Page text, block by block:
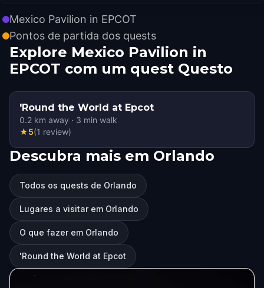
Mexico Pavilion in EPCOT
Pontos de partida dos quests
Explore Mexico Pavilion in
EPCOT com um quest Questo
'Round the World at Epcot
0.2 km away · 3 min walk
★5(1 review)
Descubra mais em Orlando
Todos os quests de Orlando
Lugares a visitar em Orlando
O que fazer em Orlando
'Round the World at Epcot